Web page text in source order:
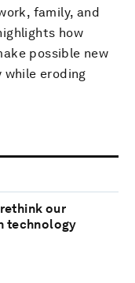
family, and
how
possible new
while eroding
our
technology